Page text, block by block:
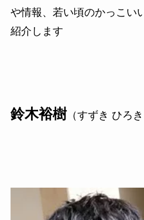
や情報、若い頃のかっこい
紹介します
鈴木裕樹（すずき ひろき